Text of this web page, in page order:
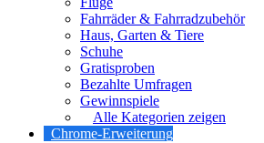
Fahrräder & Fahrradzubehör
Haus, Garten & Tiere
Schuhe
Gratisproben
Bezahlte Umfragen
Gewinnspiele
Alle Kategorien zeigen
Chrome-Erweiterung